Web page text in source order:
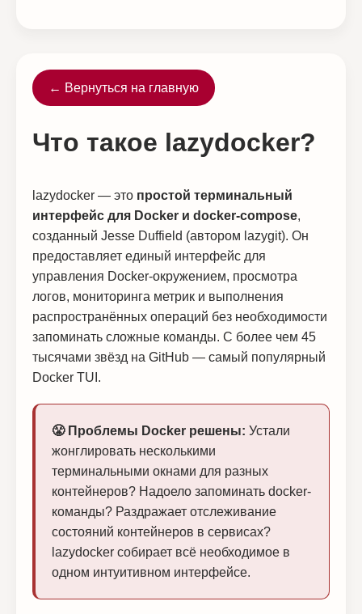
← Вернуться на главную
Что такое lazydocker?
lazydocker — это простой терминальный
интерфейс для Docker и docker-compose,
созданный Jesse Duffield (автором lazygit). Он
предоставляет единый интерфейс для
управления Docker-окружением, просмотра
логов, мониторинга метрик и выполнения
распространённых операций без необходимости
запоминать сложные команды. С более чем 45
тысячами звёзд на GitHub — самый популярный
Docker TUI.
😤 Проблемы Docker решены: Устали
жонглировать несколькими
терминальными окнами для разных
контейнеров? Надоело запоминать docker-
команды? Раздражает отслеживание
состояний контейнеров в сервисах?
lazydocker собирает всё необходимое в
одном интуитивном интерфейсе.